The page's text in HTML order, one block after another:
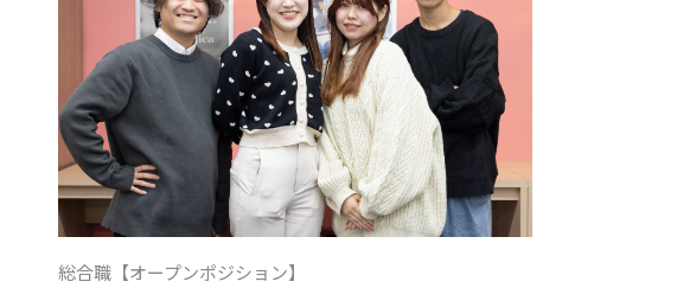
総合職【オープンポジション】